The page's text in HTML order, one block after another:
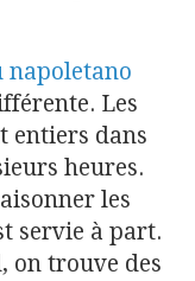
napoletano
Les
entiers dans
heures.
les
servie à part.
on trouve des